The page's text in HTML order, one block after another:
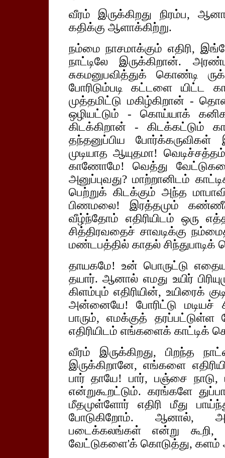
வீரம் இருக்கிறது நிரம்ப,
கதிக்கு ஆளாக்கிற்று.
நம்மை நாசமாக்கும் எதிரி,
நாட்டிலே இருக்கிறான்.
சுகமனுபவித்துக் கொண்டி
போரிடும்படி கட்டளை யிட்ட
முத்தமிட்டு மகிழ்கிறான் -
ஒழியட்டும் - கொய்யாக்
கிடக்கிறான் -
தந்தனுப்பிய
முடியாத ஆயுதமா! வெடிச்சத்தம்
காணோமே! வெத்து
அனுப்புவது? மாற்றானிடம்
பெற்றுக் கிடக்கும் அந்த
பிணமலை! இரத்தமும்
வீழ்ந்தோம் எதிரியிடம் ஒரு
சித்திரவதைச் சாவடிக்கு
மண்டபத்தில் காதல் சிந்துபாடிக்
தாயகமே! உன் பொருட்டு
தயார். ஆனால் எமது உயிர்
கிளம்பும் எதிரியின், உயிரைக்
அன்னையே! போரிட்டு மடியச்
பாரும், எமக்குத்
எதிரியிடம் எங்களைக் காட்டிக்
வீரம் இருக்கிறது, பிறந்த
இருக்கிறானே, எங்களை
பார் தாயே! பார், பஞ்சை நாடு,
என்றுகூறட்டும். கரங்களே
மீதமுள்ளோர் எதிரி மீது
போடுகிறோம்.
படைக்கலங்கள் என்று
வேட்டுகளை'க் கொடுத்து, களம்